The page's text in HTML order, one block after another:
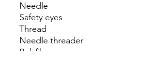
Needle
Safety eyes
Thread
Needle threader
Polyfil